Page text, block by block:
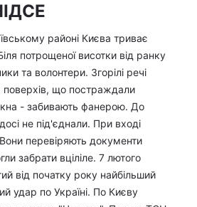
районі Києва триває
потрощеної висотки від ранку
та волонтери. Згорілі речі
поверхів, що постраждали
- забивають фанерою. До
не під'єднали. При вході
перевіряють документи
забрати вціліле. 7 лютого
від початку року найбільший
удар по Україні. По Києву